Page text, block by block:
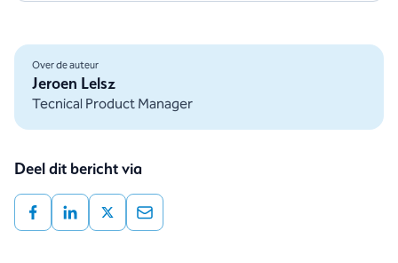
Over de auteur
Jeroen Lelsz
Tecnical Product Manager
Deel dit bericht via